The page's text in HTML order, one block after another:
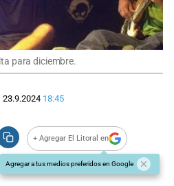
para diciembre.
23.9.2024 18:45
+ Agregar El Litoral en
Agregar a tus medios preferidos en Google